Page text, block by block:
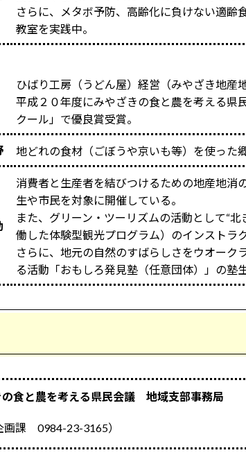
さらに、メタボ予防、高齢化に負けない適齢
教室を実践中。
ひばり工房（うどん屋）経営（みやざき地産
平成２０年度にみやざきの食と農を考える県
クール」で優良賞受賞。
地どれの食材（ごぼうや京いも等）を使った
消費者と生産者を結びつけるための地産地消
生や市民を対象に開催している。
また、グリーン・ツーリズムの活動として“
働した体験型観光プログラム）のインストラ
さらに、地元の自然のすばらしさをウオーク
る活動「おもしろ発見塾（任意団体）」の塾
の食と農を考える県民会議 地域支部事務局
画課 0984-23-3165）